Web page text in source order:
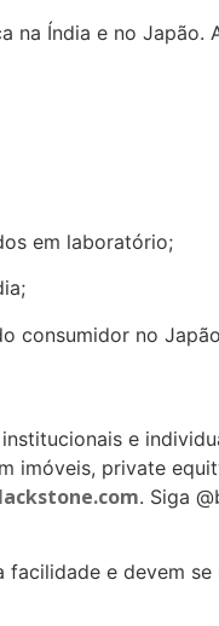
Índia e no Japão.
em laboratório;
consumidor no
e
imóveis, private
. Siga
e devem